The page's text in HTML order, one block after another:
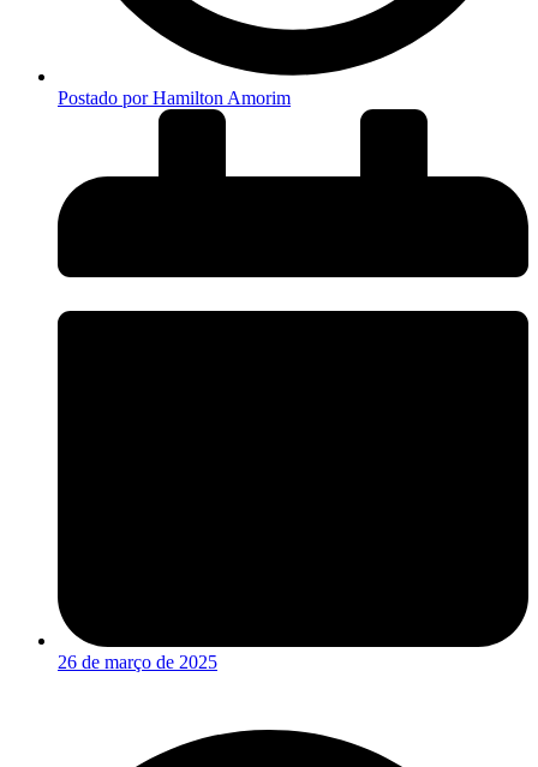
Postado porHamilton Amorim
26 de março de 2025